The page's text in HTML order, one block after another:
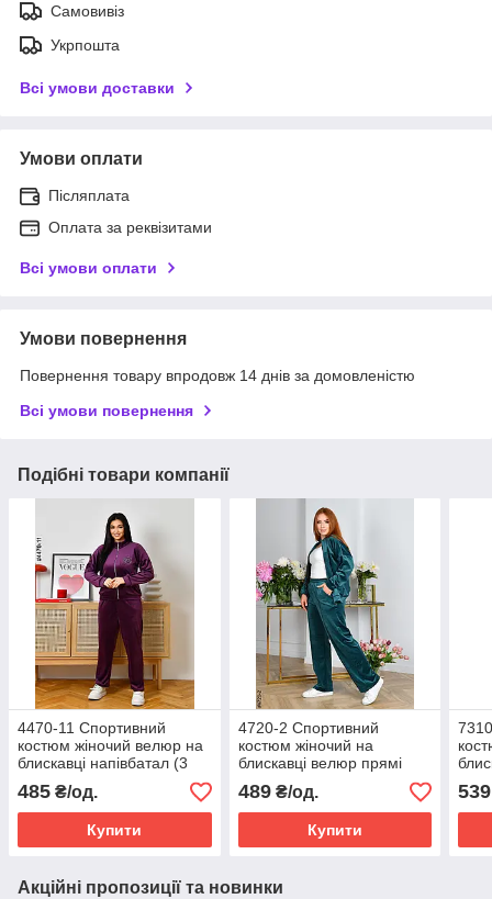
Самовивіз
Укрпошта
Всі умови доставки
Умови оплати
Післяплата
Оплата за реквізитами
Всі умови оплати
Умови повернення
Повернення товару впродовж 14 днів за домовленістю
Всі умови повернення
Подібні товари компанії
4470-11 Спортивний
костюм жіночий велюр на
блискавці напівбатал (3
од: 48,50,52)
485 ₴/од.
Купити
4720-2 Спортивний
костюм жіночий на
блискавці велюр прямі
штани напівбатал (3 од:
48,50,52)
489₴/од.
Купити
539
Акційні пропозиції та новинки